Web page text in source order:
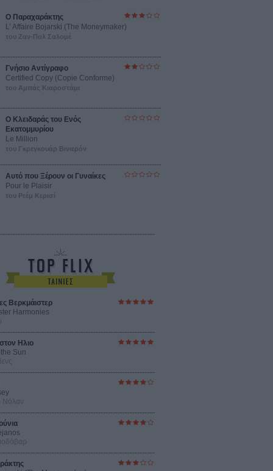
Ο Παραχαράκτης
L’ Affaire Bojarski (The Moneymaker)
του Ζαν-Πολ Σαλομέ
Γνήσιο Αντίγραφο
Certified Copy (Copie Conforme)
του Αμπάς Κιαροστάμι
Ο Κλειδαράς του Ενός
Εκατομμυρίου
Le Million
του Γκρεγκουάρ Βινιερόν
Αυτό που Ξέρουν οι Γυναίκες
Pour le Plaisir
του Ρεέμ Κερισί
Βερκμάιστερ
Harmonies
Ηλιο
Sun